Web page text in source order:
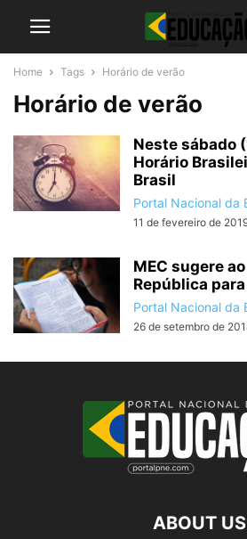
Home Tags Horário de verão
Horário de verão
Neste sábado
Horário
Brasil
Portal Nacional da
11 de fevereiro de
MEC sugere
República
Portal Nacional da
26 de setembro de
ABOUT US